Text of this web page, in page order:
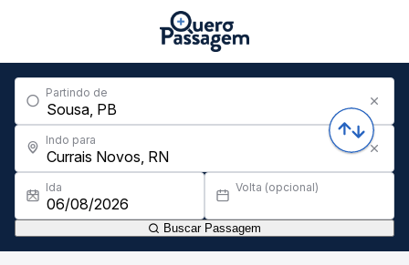
Partindo de
Indo para
Ida Volta (opcional)
Buscar Passagem